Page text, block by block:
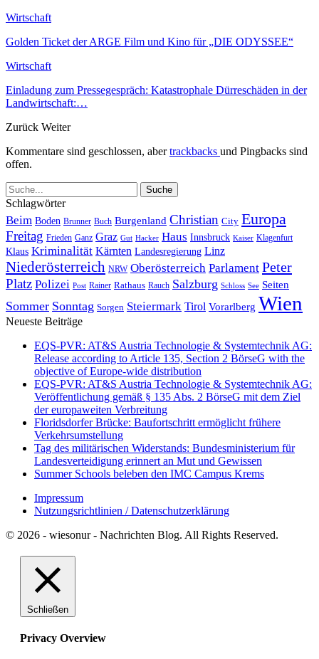
Wirtschaft
Golden Ticket der ARGE Film und Kino für „DIE ODYSSEE“
Wirtschaft
Einladung zum Pressegespräch: Katastrophale Dürreschäden in der
Landwirtschaft:…
Zurück Weiter
Kommentare sind geschlossen, abertrackbacks und Pingbacks sind
offen.
Schlagwörter
Beim Boden Brunner Buch Burgenland Christian City Europa
Freitag Frieden Ganz Graz Gut Hacker Haus Innsbruck Kaiser Klagenfurt
Klaus Kriminalität Kärnten Landesregierung Linz
Niederösterreich NRW Oberösterreich Parlament Peter
Platz Polizei Post Rainer Rathaus Rauch Salzburg Schloss See Seiten
Sommer Sonntag Sorgen Steiermark Tirol Vorarlberg Wien
Neueste Beiträge
EQS-PVR: AT&S Austria Technologie & Systemtechnik AG:
Release according to Article 135, Section 2 BörseG with the
objective of Europe-wide distribution
EQS-PVR: AT&S Austria Technologie & Systemtechnik AG:
Veröffentlichung gemäß § 135 Abs. 2 BörseG mit dem Ziel
der europaweiten Verbreitung
Floridsdorfer Brücke: Baufortschritt ermöglicht frühere
Verkehrsumstellung
Tag des militärischen Widerstands: Bundesministerium für
Landesverteidigung erinnert an Mut und Gewissen
Summer Schools beleben den IMC Campus Krems
Impressum
Nutzungsrichtlinien / Datenschutzerklärung
© 2026 - wiesonur - Nachrichten Blog. All Rights Reserved.
Schließen
Privacy Overview